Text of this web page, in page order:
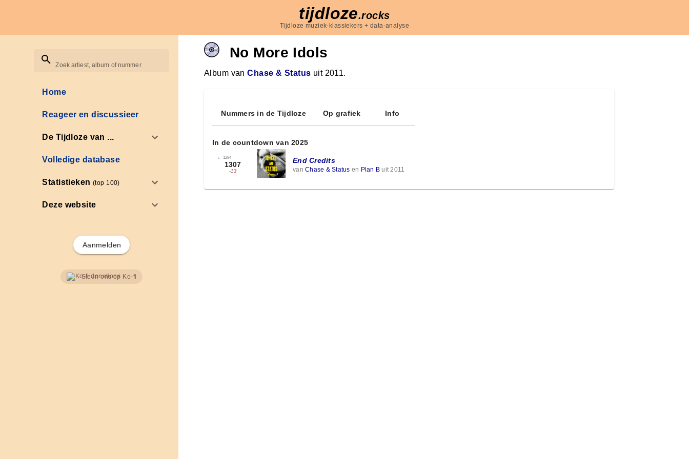
tijdloze.rocks
Tijdloze muziek-klassiekers + data-analyse
Zoek artiest, album of nummer
Home
Reageer en discussieer
De Tijdloze van ...
Volledige database
Statistieken(top 100)
Deze website
Aanmelden
Steun ons op Ko-fi
No More Idols
Album vanChase & Status uit 2011.
Nummers in de Tijdloze Op grafiek Info
In de countdown van 2025
← 1294
1307
-13
End Credits
van Chase & Status en Plan B uit 2011